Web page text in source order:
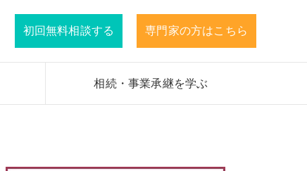
初回無料相談する 専門家の方はこちら
相続・事業承継を学ぶ